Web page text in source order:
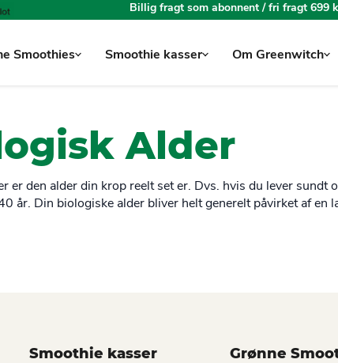
Billig fragt som abonnent / fri fragt 699
Smoothies Smoothie kasser Om Greenwitch
Alder
er den alder din krop reelt set er. Dvs. hvis du lever
år. Din biologiske alder bliver helt generelt påvirket af
Smoothie kasser Grønne